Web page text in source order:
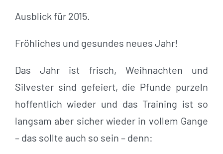
Ausblick für 2015.
Fröhliches und gesundes neues Jahr!
Das Jahr ist frisch, Weihnachten und
Silvester sind gefeiert, die Pfunde purzeln
hoffentlich wieder und das Training ist so
langsam aber sicher wieder in vollem Gange
– das sollte auch so sein – denn: